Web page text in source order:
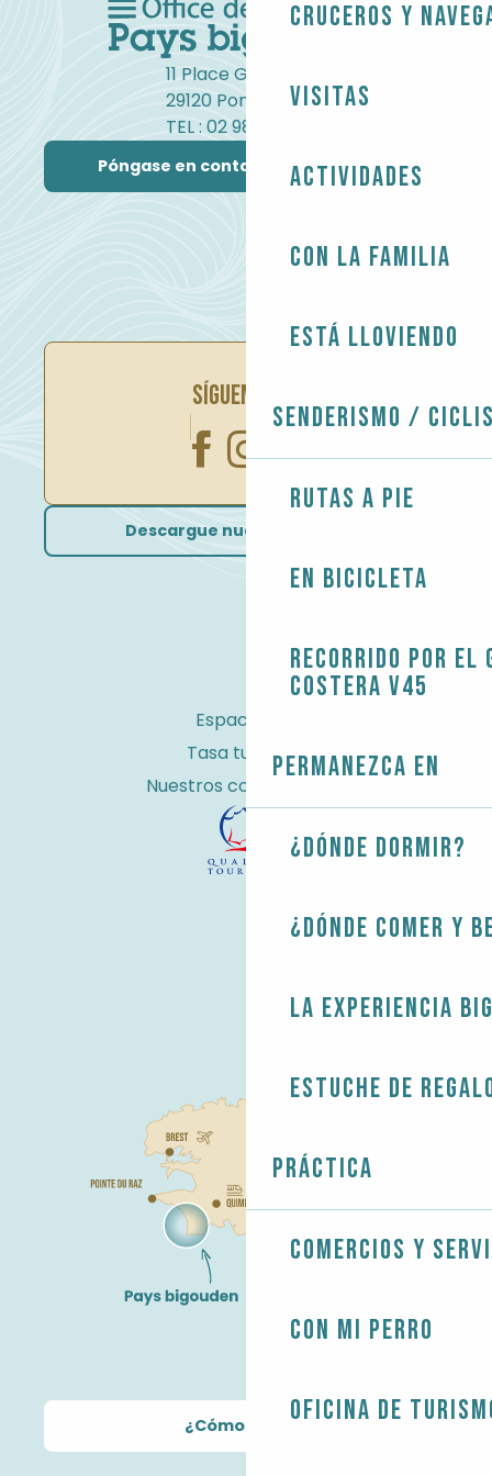
Cruceros y
Visitas
Actividades
Con la familia
Está lloviendo
Senderismo /
Rutas a pie
En bicicleta
Recorrido por el
costera V45
Permanezca en
¿Dónde dormir?
¿Dónde comer y
La experiencia
Estuche de
Práctica
Comercios y
Con mi perro
Oficina de
11 Place Gambetta
29120 Pont-l'Abbé
TEL : 02 98 82 37 99
Póngase en contacto con nosotros
SÍGUENOS EN
Descargue nuestros folletos
Espacio Pro
Tasa turística
Nuestros compromisos
¿Cómo llegar?